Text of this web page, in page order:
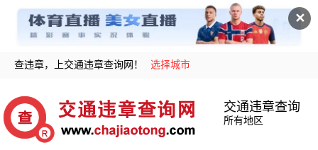
✕
查违章，上交通违章查询网！ 选择城市
交通违章查询
所有地区